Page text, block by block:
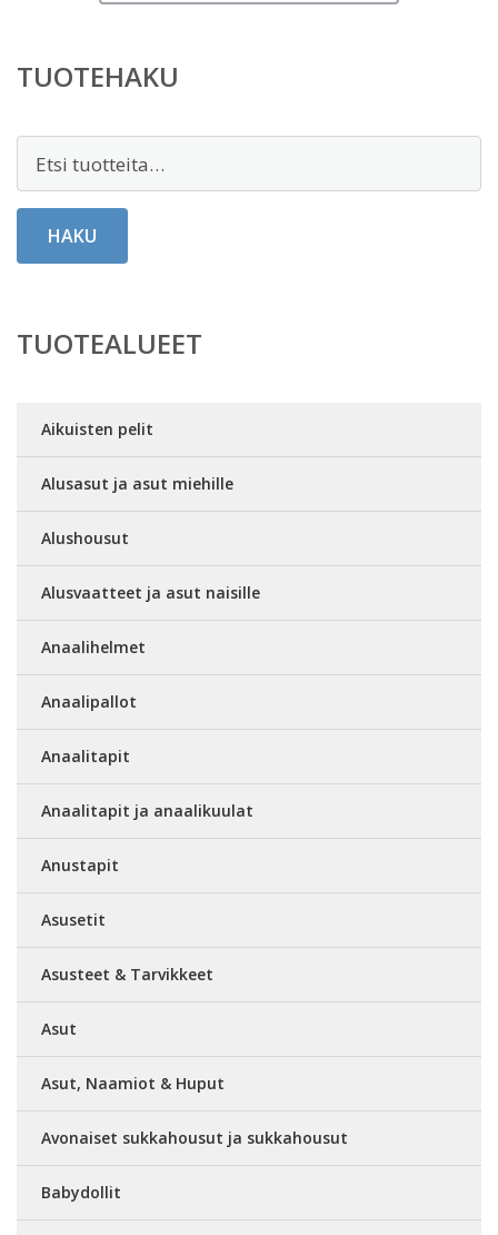
TUOTEHAKU
HAKU
TUOTEALUEET
Aikuisten pelit
Alusasut ja asut miehille
Alushousut
Alusvaatteet ja asut naisille
Anaalihelmet
Anaalipallot
Anaalitapit
Anaalitapit ja anaalikuulat
Anustapit
Asusetit
Asusteet & Tarvikkeet
Asut
Asut, Naamiot & Huput
Avonaiset sukkahousut ja sukkahousut
Babydollit